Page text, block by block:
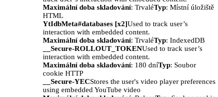
Maximální doba skladování: TrvaléTyp: Místní úložiště
HTML
YtIdbMeta#databases [x2]Used to track user’s
interaction with embedded content.
Maximální doba skladování: TrvaléTyp: IndexedDB
__Secure-ROLLOUT_TOKENUsed to track user’s
interaction with embedded content.
Maximální doba skladování: 180 dníTyp: Soubor
cookie HTTP
__Secure-YECStores the user's video player preferences
using embedded YouTube video